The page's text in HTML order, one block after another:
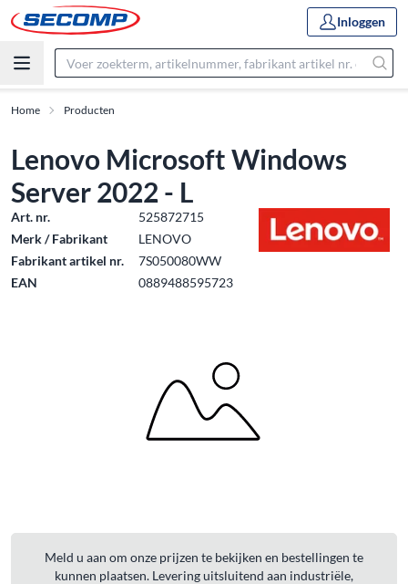
Inloggen
Home Producten
Lenovo Microsoft Windows
Server 2022 - L
Art. nr.
525872715
Merk / Fabrikant
LENOVO
Fabrikant artikel nr.
7S050080WW
EAN
0889488595723
Meld u aan om onze prijzen te bekijken en bestellingen te
kunnen plaatsen. Levering uitsluitend aan industriële,